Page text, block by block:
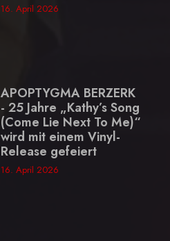
16. April 2026
APOPTYGMA BERZERK
- 25 Jahre „Kathy’s Song
(Come Lie Next To Me)“
wird mit einem Vinyl-
Release gefeiert
16. April 2026